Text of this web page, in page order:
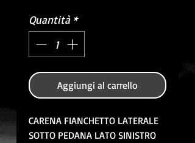
Quantità *
Aggiungi al carrello
CARENA FIANCHETTO LATERALE
SOTTO PEDANA LATO SINISTRO